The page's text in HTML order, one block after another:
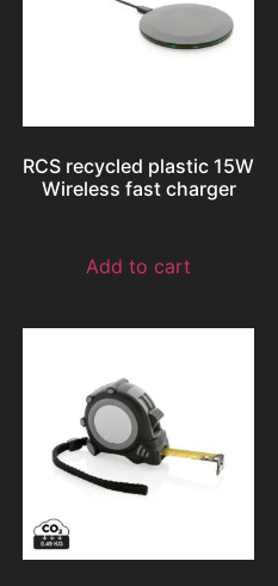
RCS recycled plastic 15W
Wireless fast charger
Add to cart